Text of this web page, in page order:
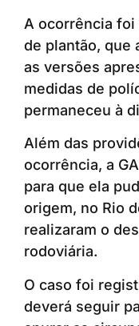
A ocorrência foi
de plantão, que
as versões
medidas de
permaneceu à
Além das
ocorrência, a
para que ela
origem, no Rio
realizaram o
rodoviária.
O caso foi
deverá seguir